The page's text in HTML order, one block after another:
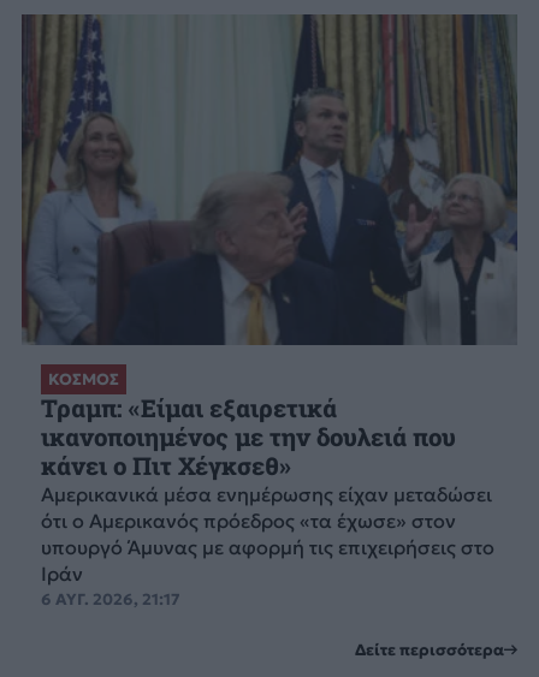
ΚΟΣΜΟΣ
Τραμπ: «Είμαι εξαιρετικά
ικανοποιημένος με την δουλειά που
κάνει ο Πιτ Χέγκσεθ»
Αμερικανικά μέσα ενημέρωσης είχαν μεταδώσει
ότι ο Αμερικανός πρόεδρος «τα έχωσε» στον
υπουργό Άμυνας με αφορμή τις επιχειρήσεις στο
Ιράν
6 ΑΥΓ. 2026, 21:17
Δείτε περισσότερα